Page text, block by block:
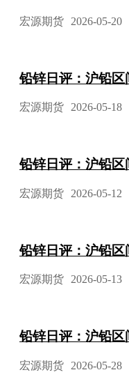
宏源期货 2026-05-20
铅锌日评：沪铅
宏源期货 2026-05-18
铅锌日评：沪铅
宏源期货 2026-05-12
铅锌日评：沪铅
宏源期货 2026-05-13
铅锌日评：沪铅
宏源期货 2026-05-28